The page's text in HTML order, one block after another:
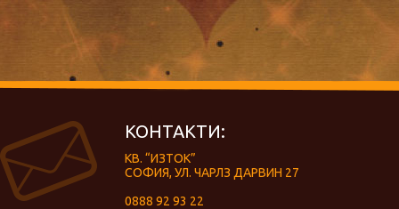
КОНТАКТИ:
КВ. “ИЗТОК”
СОФИЯ, УЛ. ЧАРЛЗ ДАРВИН 27
0888 92 93 22